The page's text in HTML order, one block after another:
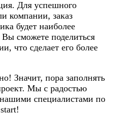
Для успешного
компании, заказ
будет наиболее
сможете поделиться
что сделает его более
Значит, пора заполнять
Мы с радостью
специалистами по